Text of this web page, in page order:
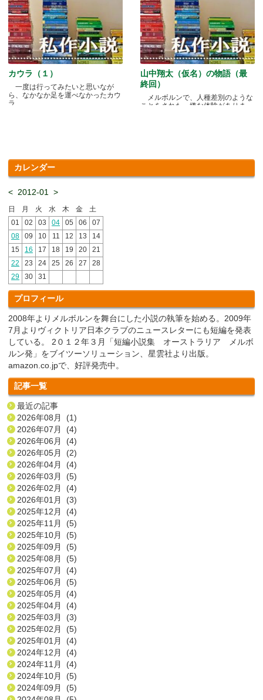
カウラ（１）
一度は行ってみたいと思いなが
ら、なかなか足を運べなかったカウ
ラ.....
山中翔太（仮名）の物語（最
終回）
メルボルンで、人種差別のような
ことをされた、嫌な体験がありま
カレンダー
< 2012-01 >
日 月 火 水 木 金
土
01
02 03 04 05 06
07
08
09 10 11 12 13
14
15
16 17 18 19 20
21
22
23 24 25 26 27
28
29
30 31
プロフィール
2008年よりメルボルンを舞台にした小説の執筆を始める。2009年
7月よりヴィクトリア日本クラブのニュースレターにも短編を発表
している。 2０１２年３月「短編小説集 オーストラリア メルボ
ルン発」をブイツーソリューション、星雲社より出版。
amazon.co.jpで、好評発売中。
記事一覧
最近の記事
2026年08月 (1)
2026年07月 (4)
2026年06月 (4)
2026年05月 (2)
2026年04月 (4)
2026年03月 (5)
2026年02月 (4)
2026年01月 (3)
2025年12月 (4)
2025年11月 (5)
2025年10月 (5)
2025年09月 (5)
2025年08月 (5)
2025年07月 (4)
2025年06月 (5)
2025年05月 (4)
2025年04月 (4)
2025年03月 (3)
2025年02月 (5)
2025年01月 (4)
2024年12月 (4)
2024年11月 (4)
2024年10月 (5)
2024年09月 (5)